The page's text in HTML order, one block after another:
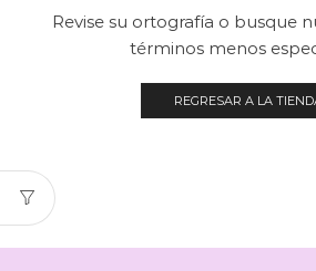
Revise su ortografía o busque
términos menos
REGRESAR A LA